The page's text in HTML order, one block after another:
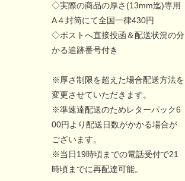
◇実際の商品の厚さ(13mm迄)専用
A４封筒にて全国一律430円
◇ポストへ直接投函＆配送状況の分
かる追跡番号付き
※厚さ制限を超えた場合配送方法を
変更させていただきます。
※準速達配送のためレターパック6
00円より配送日数がかかる場合が
ございます。
※当日19時頃までの電話受付で21
時頃までに再配達可能。